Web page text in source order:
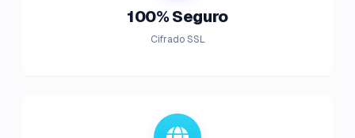
100% Seguro
Cifrado SSL